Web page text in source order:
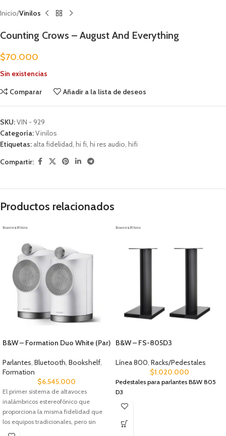
Inicio Vinilos
Counting Crows – August And Everything
$70.000
Sin existencias
Comparar
Añadir a la lista de deseos
SKU:VIN - 929
Categoría:Vinilos
Etiquetas: alta fidelidad, hi fi, hi res audio, hifi
Compartir:
Productos relacionados
B&W – Formation Duo White (Par)
Parlantes, Bluetooth, Bookshelf,
Formation
$6.545.000
El primer sistema de altavoces
inalámbricos estereofónico que
proporciona la misma fidelidad que
los equipos tradicionales, pero sin
cables. El Duo incorpora la misma
B&W – FS-805D3
Línea 800, Racks/Pedestales
$1.020.000
Pedestales para parlantes B&W 805
D3